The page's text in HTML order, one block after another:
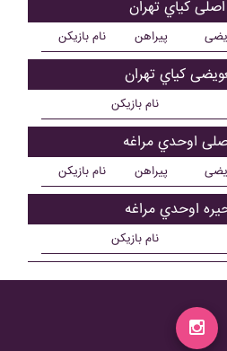
اصلی کياي تهران
نام بازیکن پیراهن
کياي تهران
نام بازیکن
اوحدي مراغه
نام بازیکن پیراهن
اوحدي مراغه
نام بازیکن